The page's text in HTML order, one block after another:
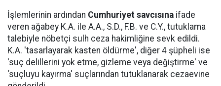
İşlemlerinin ardından Cumhuriyet savcısına ifade
veren ağabey K.A. ile A.A., S.D., F.B. ve C.Y., tutuklama
talebiyle nöbetçi sulh ceza hakimliğine sevk edildi.
K.A. 'tasarlayarak kasten öldürme', diğer 4 şüpheli ise
'suç delillerini yok etme, gizleme veya değiştirme' ve
‘suçluyu kayırma' suçlarından tutuklanarak cezaevine